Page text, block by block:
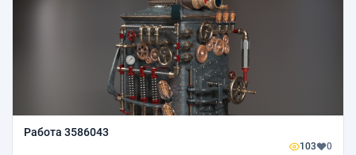
Работа 3586043
103 0